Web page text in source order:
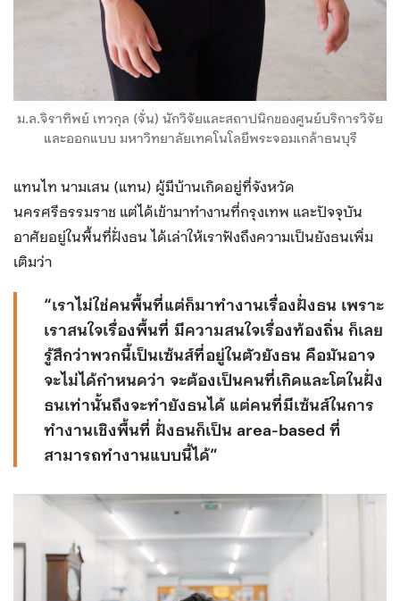
ม.ล.จิราทิพย์ เทวกุล (จั่น) นักวิจัยและสถาปนิกของศูนย์บริการวิจัย
และออกแบบ มหาวิทยาลัยเทคโนโลยีพระจอมเกล้าธนบุรี
แทนไท นามเสน (แทน) ผู้มีบ้านเกิดอยู่ที่จังหวัด
นครศรีธรรมราช แต่ได้เข้ามาทำงานที่กรุงเทพ และปัจจุบัน
อาศัยอยู่ในพื้นที่ฝั่งธน ได้เล่าให้เราฟังถึงความเป็นยังธนเพิ่ม
เติมว่า
“เราไม่ใช่คนพื้นที่แต่ก็มาทำงานเรื่องฝั่งธน เพราะ
เราสนใจเรื่องพื้นที่ มีความสนใจเรื่องท้องถิ่น ก็เลย
รู้สึกว่าพวกนี้เป็นเซ้นส์ที่อยู่ในตัวยังธน คือมันอาจ
จะไม่ได้กำหนดว่า จะต้องเป็นคนที่เกิดและโตในฝั่ง
ธนเท่านั้นถึงจะทำยังธนได้ แต่คนที่มีเซ้นส์ในการ
ทำงานเชิงพื้นที่ ฝั่งธนก็เป็น area-based ที่
สามารถทำงานแบบนี้ได้”